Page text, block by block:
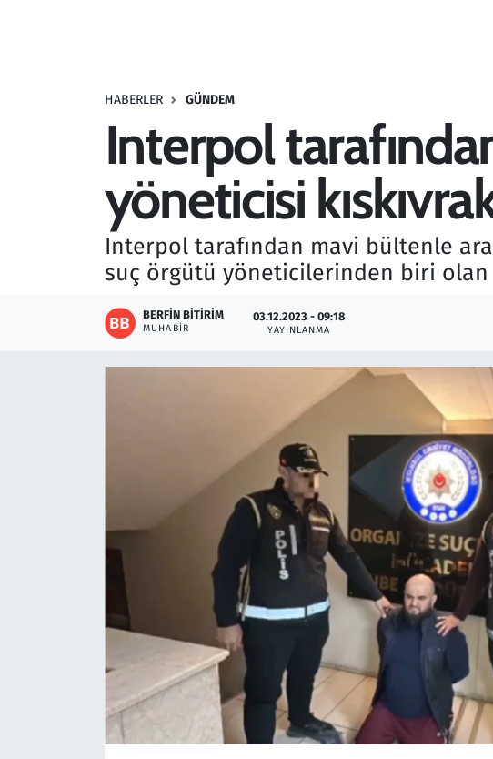
HABERLER GÜNDEM
Interpol
yöneticisi
Interpol tarafından mavi bültenle
suç örgütü yöneticilerinden biri olan
BERFIN BITIRIM
MUHABIR
03.12.2023 - 09:18
YAYINLANMA
Savunma Sanayi
Seçim 2023
Teknoloji ve Bilim
Televizyon